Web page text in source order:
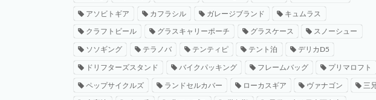
アソビトギア カフラシル ガレージブランド キュムラス
クラフトビール グラスキャリーポーチ グラスケース スノーシュー
ソソギング テラノバ テンティピ テント泊 デリカD5
ドリフターズスタンド バイクパッキング フレームバッグ プリマロフト
ペップサイクルズ ランドセルカバー ローカスギア ヴァナゴン 三